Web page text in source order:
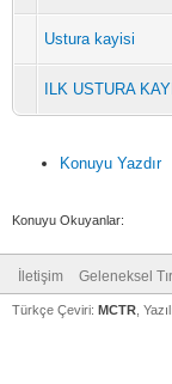
Ustura kayisi
ILK USTURA
Konuyu Yazdır
Konuyu Okuyanlar:
İletişim Geleneksel
Türkçe Çeviri: MCTR ,